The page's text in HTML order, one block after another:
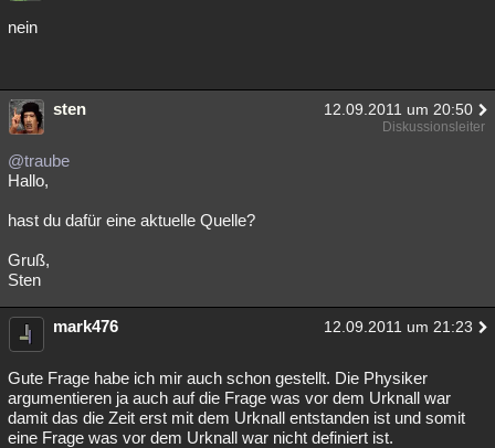
nein
sten 12.09.2011 um 20:50
Diskussionsleiter
@traube
Hallo,
hast du dafür eine aktuelle Quelle?
Gruß,
Sten
mark476 12.09.2011 um 21:23
Gute Frage habe ich mir auch schon gestellt. Die Physiker
argumentieren ja auch auf die Frage was vor dem Urknall war
damit das die Zeit erst mit dem Urknall entstanden ist und somit
eine Frage was vor dem Urknall war nicht definiert ist.